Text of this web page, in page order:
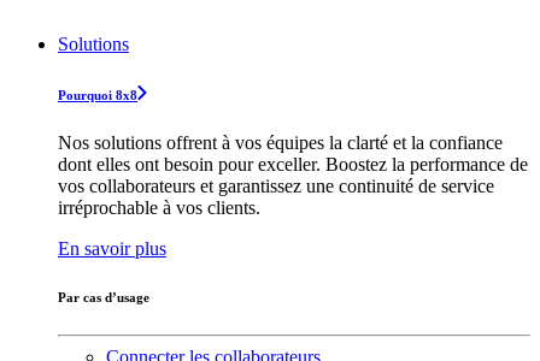
Solutions
Pourquoi 8x8
Nos solutions offrent à vos équipes la clarté et la confiance
dont elles ont besoin pour exceller. Boostez la performance de
vos collaborateurs et garantissez une continuité de service
irréprochable à vos clients.
En savoir plus
Par cas d’usage
Connecter les collaborateurs